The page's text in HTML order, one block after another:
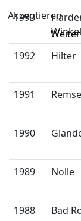
1993
1992 Hilter
1991
1990
1989 Nolle
1988 Bad
Akzeptieren